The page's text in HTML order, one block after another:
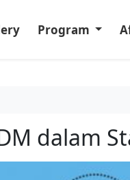
Program
dalam